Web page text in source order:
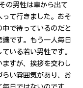
の男性は車から出て
て行きました。おそ
で待っているのだと
です。もう一人毎日
いる若い男性です。
すが、挨拶を交わし
い雰囲気があり、お